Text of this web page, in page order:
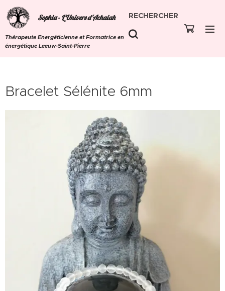
Sophia - L'Univers d'Achaiah
Thérapeute Energéticienne et Formatrice en
énergétique Leeuw-Saint-Pierre
RECHERCHER
Bracelet Sélénite 6mm